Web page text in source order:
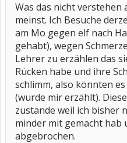
Was das nicht verstehen
meinst. Ich Besuche
am Mo gegen elf nach
gehabt), wegen
Lehrer zu erzählen das
Rücken habe und ihre
schlimm, also könnten
(wurde mir erzählt).
zustande weil ich bisher
minder mit gemacht hab
abgebrochen.